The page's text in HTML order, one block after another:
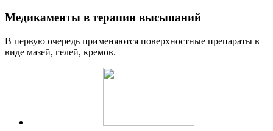
Медикаменты в терапии высыпаний
В первую очередь применяются поверхностные препараты в
виде мазей, гелей, кремов.